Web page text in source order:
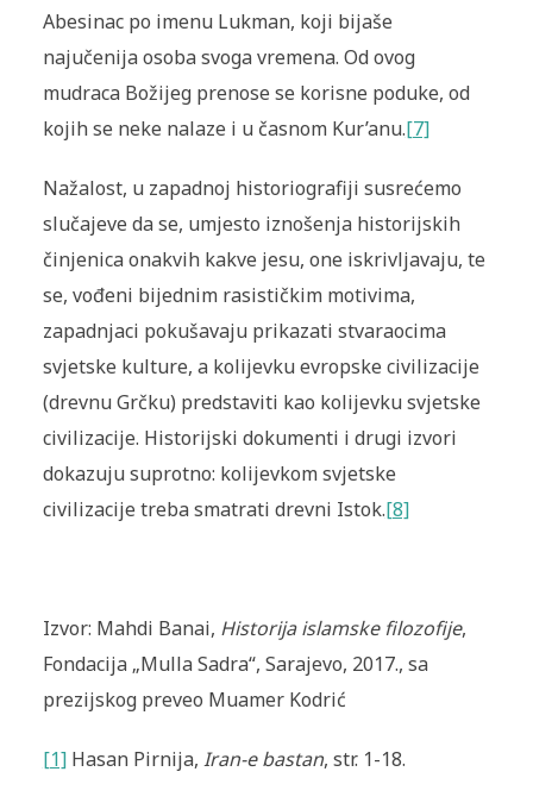
Abesinac po imenu Lukman, koji bijaše
najučenija osoba svoga vremena. Od ovog
mudraca Božijeg prenose se korisne poduke, od
kojih se neke nalaze i u časnom Kur’anu.[7]
Nažalost, u zapadnoj historiografiji susrećemo
slučajeve da se, umjesto iznošenja historijskih
činjenica onakvih kakve jesu, one iskrivljavaju, te
se, vođeni bijednim rasističkim motivima,
zapadnjaci pokušavaju prikazati stvaraocima
svjetske kulture, a kolijevku evropske civilizacije
(drevnu Grčku) predstaviti kao kolijevku svjetske
civilizacije. Historijski dokumenti i drugi izvori
dokazuju suprotno: kolijevkom svjetske
civilizacije treba smatrati drevni Istok.[8]
Izvor: Mahdi Banai, Historija islamske filozofije,
Fondacija „Mulla Sadra“, Sarajevo, 2017., sa
prezijskog preveo Muamer Kodrić
[1]Hasan Pirnija, Iran-e bastan, str. 1-18.